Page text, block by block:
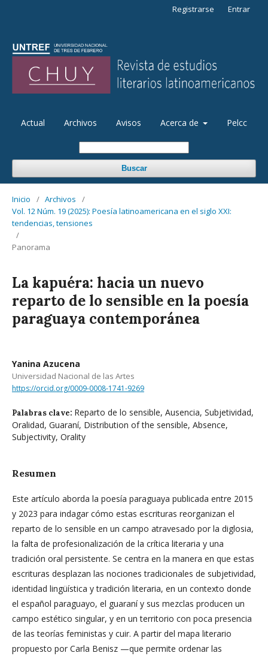
Actual Archivos Avisos Acerca de Pelcc
Buscar
Registrarse Entrar
Inicio / Archivos
/
Vol. 12 Núm. 19 (2025): Poesía latinoamericana en el siglo XXI:
tendencias, tensiones
/
Panorama
La kapuéra: hacia un nuevo
reparto de lo sensible en la poesía
paraguaya contemporánea
Yanina Azucena
Universidad Nacional de las Artes
https://orcid.org/0009-0008-1741-9269
Palabras clave: Reparto de lo sensible, Ausencia, Subjetividad,
Oralidad, Guaraní, Distribution of the sensible, Absence,
Subjectivity, Orality
Resumen
Este artículo aborda la poesía paraguaya publicada entre 2015
y 2023 para indagar cómo estas escrituras reorganizan el
reparto de lo sensible en un campo atravesado por la diglosia,
la falta de profesionalización de la crítica literaria y una
tradición oral persistente. Se centra en la manera en que estas
escrituras desplazan las nociones tradicionales de subjetividad,
identidad lingüística y tradición literaria, en un contexto donde
el español paraguayo, el guaraní y sus mezclas producen un
campo estético singular, y en un territorio con poca presencia
de las teorías feministas y cuir. A partir del mapa literario
propuesto por Carla Benisz —que permite ordenar las